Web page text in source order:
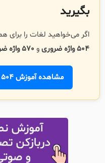
بگیرید
اگر می‌خواهید لغات را برای
504 واژه ضروری
و 570 واژه ضروری
مشاهده آموزش 504